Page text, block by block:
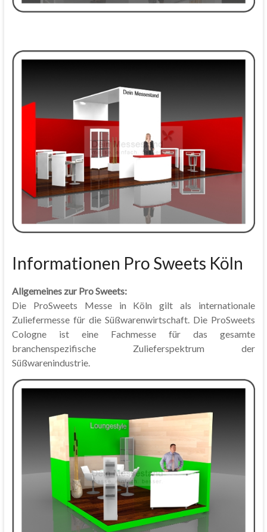
Informationen Pro Sweets Köln
Allgemeines zur Pro Sweets:
Die ProSweets Messe in Köln gilt als internationale
Zuliefermesse für die Süßwarenwirtschaft. Die ProSweets
Cologne ist eine Fachmesse für das gesamte
branchenspezifische Zulieferspektrum der
Süßwarenindustrie.